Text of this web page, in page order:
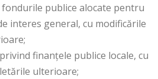
publice alocate pentru
interes general, cu modificările
finanțele publice locale, cu
ulterioare;